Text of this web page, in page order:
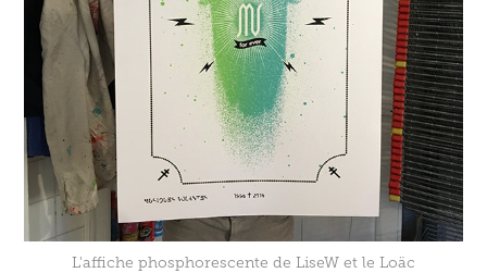
L'affiche phosphorescente de LiseW et le Loäc